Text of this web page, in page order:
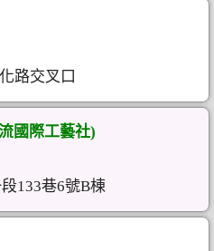
路交叉口
國際工藝社)
133巷6號B棟